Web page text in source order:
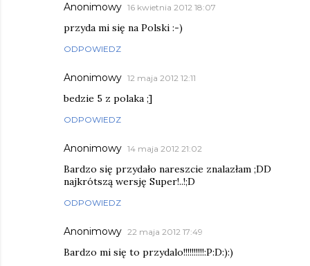
Anonimowy 16 kwietnia 2012 18:07
przyda mi się na Polski :-)
ODPOWIEDZ
Anonimowy 12 maja 2012 12:11
bedzie 5 z polaka ;]
ODPOWIEDZ
Anonimowy 14 maja 2012 21:02
Bardzo się przydało nareszcie znalazłam ;DD
najkrótszą wersję Super!..!;D
ODPOWIEDZ
Anonimowy 22 maja 2012 17:49
Bardzo mi się to przydalo!!!!!!!!!!:P:D:):)